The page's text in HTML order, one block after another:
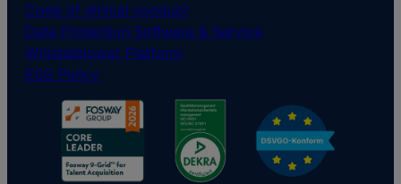
Code of ethical conduct
Data Protection Software & Service
Whistleblower Platform
ESG Policy